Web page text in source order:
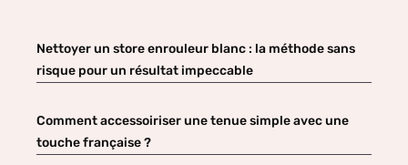
Nettoyer un store enrouleur blanc : la méthode sans
risque pour un résultat impeccable
Comment accessoiriser une tenue simple avec une
touche française ?